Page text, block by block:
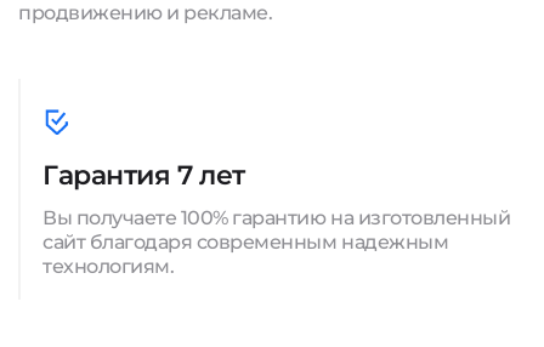
продвижению и рекламе.
Гарантия 7 лет
Вы получаете 100% гарантию на изготовленный
сайт благодаря современным надежным
технологиям.